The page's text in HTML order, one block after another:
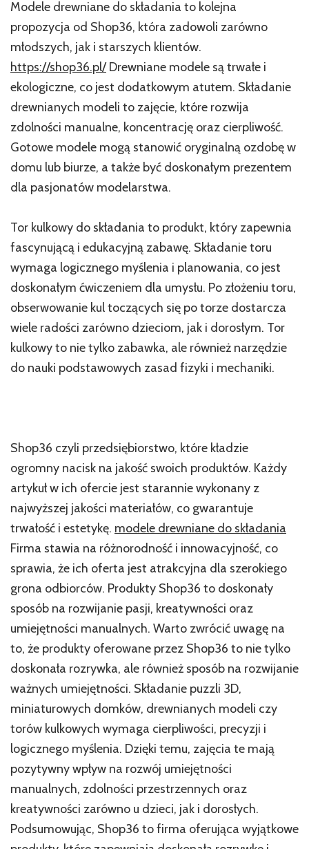
Modele drewniane do składania to kolejna
propozycja od Shop36, która zadowoli zarówno
młodszych, jak i starszych klientów.
https://shop36.pl/Drewniane modele są trwałe i
ekologiczne, co jest dodatkowym atutem. Składanie
drewnianych modeli to zajęcie, które rozwija
zdolności manualne, koncentrację oraz cierpliwość.
Gotowe modele mogą stanowić oryginalną ozdobę w
domu lub biurze, a także być doskonałym prezentem
dla pasjonatów modelarstwa.
Tor kulkowy do składania to produkt, który zapewnia
fascynującą i edukacyjną zabawę. Składanie toru
wymaga logicznego myślenia i planowania, co jest
doskonałym ćwiczeniem dla umysłu. Po złożeniu toru,
obserwowanie kul toczących się po torze dostarcza
wiele radości zarówno dzieciom, jak i dorosłym. Tor
kulkowy to nie tylko zabawka, ale również narzędzie
do nauki podstawowych zasad fizyki i mechaniki.
Shop36 czyli przedsiębiorstwo, które kładzie
ogromny nacisk na jakość swoich produktów. Każdy
artykuł w ich ofercie jest starannie wykonany z
najwyższej jakości materiałów, co gwarantuje
trwałość i estetykę. modele drewniane do składania
Firma stawia na różnorodność i innowacyjność, co
sprawia, że ich oferta jest atrakcyjna dla szerokiego
grona odbiorców. Produkty Shop36 to doskonały
sposób na rozwijanie pasji, kreatywności oraz
umiejętności manualnych. Warto zwrócić uwagę na
to, że produkty oferowane przez Shop36 to nie tylko
doskonała rozrywka, ale również sposób na rozwijanie
ważnych umiejętności. Składanie puzzli 3D,
miniaturowych domków, drewnianych modeli czy
torów kulkowych wymaga cierpliwości, precyzji i
logicznego myślenia. Dzięki temu, zajęcia te mają
pozytywny wpływ na rozwój umiejętności
manualnych, zdolności przestrzennych oraz
kreatywności zarówno u dzieci, jak i dorosłych.
Podsumowując, Shop36 to firma oferująca wyjątkowe